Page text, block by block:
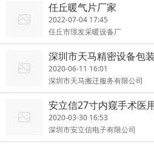
任丘暖气片厂家
2022-07-04 17:45
任丘市璟发采暖设备厂
深圳市天马精密设备包
2020-06-11 16:01
深圳市天马搬迁服务有限公司
安立信27寸内窥手术医
显示器
2020-03-30 16:53
深圳市安立信电子有限公司